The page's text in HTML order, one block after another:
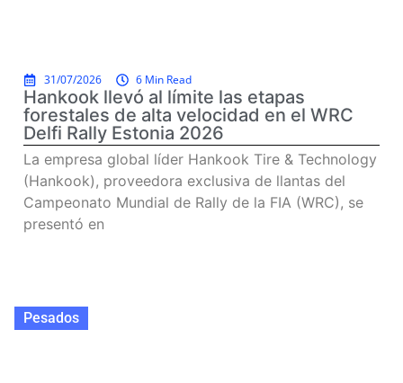
31/07/2026 6 Min Read
Hankook llevó al límite las etapas
forestales de alta velocidad en el WRC
Delfi Rally Estonia 2026
La empresa global líder Hankook Tire & Technology
(Hankook), proveedora exclusiva de llantas del
Campeonato Mundial de Rally de la FIA (WRC), se
presentó en
Pesados